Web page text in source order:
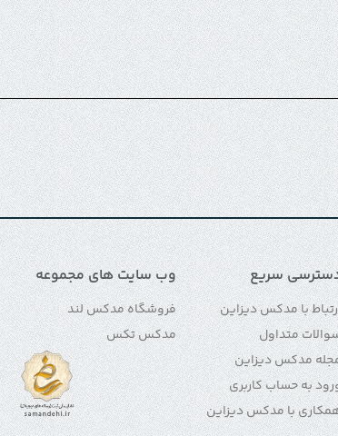
سریع
با مدکس دیزاین
متداول
مدکس دیزاین
به حساب کاربری
با مدکس دیزاین
وب سایت های مجموعه
فروشگاه مدکس لند
مدکس تکس